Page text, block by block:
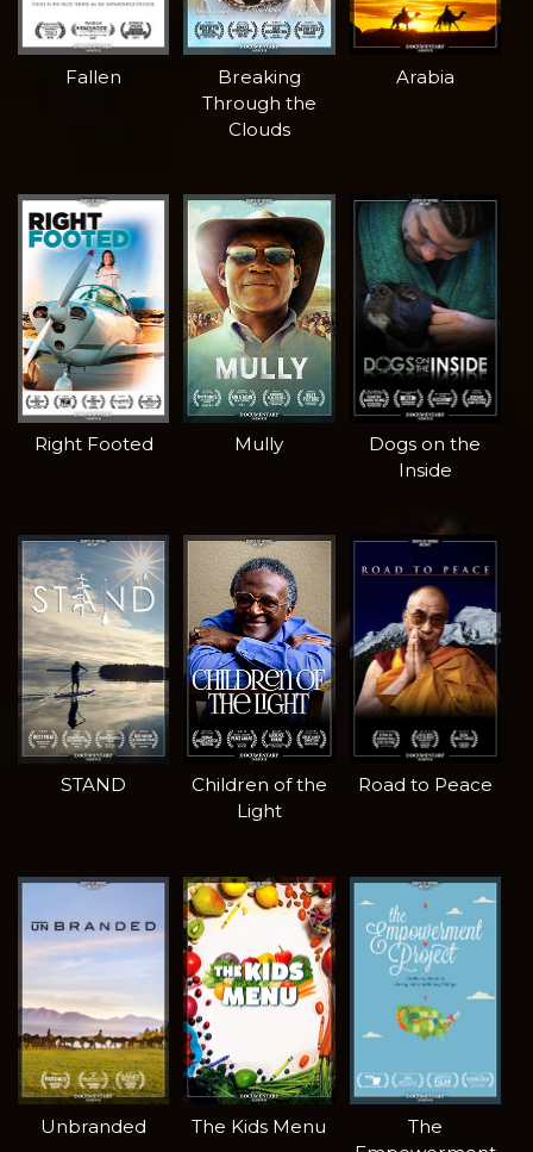
Fallen
Breaking
Through the
Clouds
Arabia
Right Footed Mully
Dogs on the
Inside
STAND
Children of the
Light
Road to Peace
Unbranded The Kids Menu
The